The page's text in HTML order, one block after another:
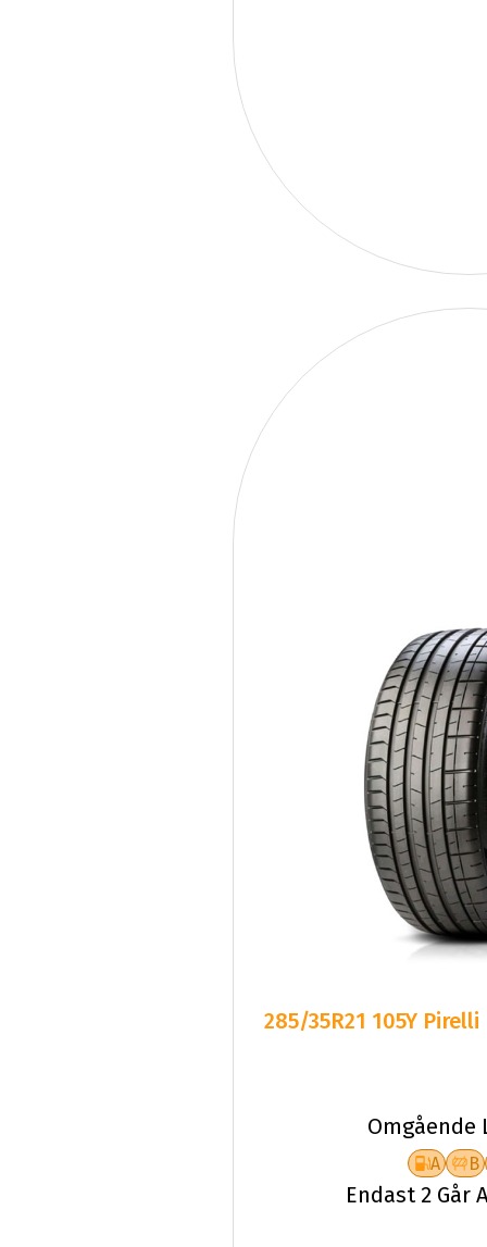
285/35R21 105Y Pirelli
Omgående
A B
Endast 2 Går